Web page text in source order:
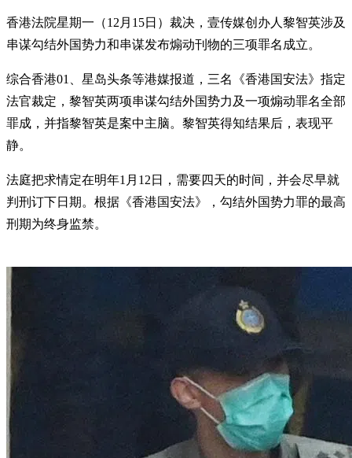
香港法院星期一（12月15日）裁决，壹传媒创办人黎智英涉及
串谋勾结外国势力和串谋发布煽动刊物的三项罪名成立。
综合香港01、星岛头条等港媒报道，三名《香港国安法》指定
法官裁定，黎智英两项串谋勾结外国势力及一项煽动罪名全部
罪成，并指黎智英是案中主脑。黎智英得知结果后，表现平
静。
法庭把求情定在明年1月12日，需要四天的时间，并会尽早就
判刑订下日期。根据《香港国安法》，勾结外国势力罪的最高
刑期为终身监禁。